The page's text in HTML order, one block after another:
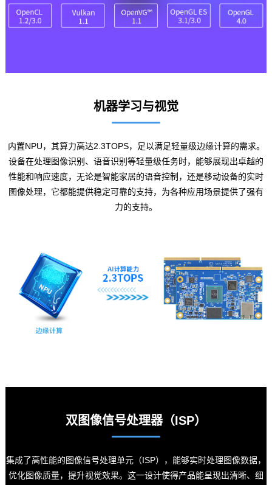
机器学习与视觉
内置NPU，其算力高达2.3TOPS，足以满足轻量级边缘计算的需求。
设备在处理图像识别 、语音识别等轻量级任务时，能够展现出卓越的
性能和响应速度，无论是智能家居的语音控制，还是移动设备的实时
图像处理，它都能提供稳定可靠的支持，为各种应用场景提供了强有
力的支持。
双图像信号处理器（ISP）
集成了高性能的图像信号处理单元（ISP），能够实时处理图像数据，
优化图像质量，提升视觉效果。这一设计使得产品能呈现出清晰、细